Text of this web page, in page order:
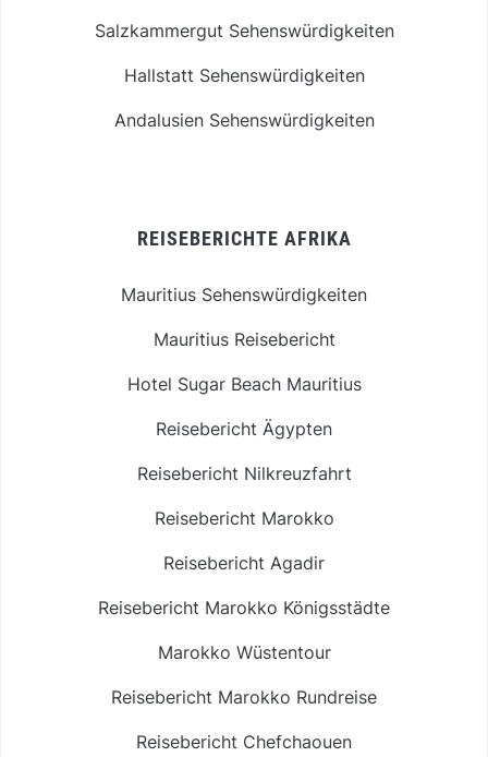
Salzkammergut Sehenswürdigkeiten
Hallstatt Sehenswürdigkeiten
Andalusien Sehenswürdigkeiten
REISEBERICHTE AFRIKA
Mauritius Sehenswürdigkeiten
Mauritius Reisebericht
Hotel Sugar Beach Mauritius
Reisebericht Ägypten
Reisebericht Nilkreuzfahrt
Reisebericht Marokko
Reisebericht Agadir
Reisebericht Marokko Königsstädte
Marokko Wüstentour
Reisebericht Marokko Rundreise
Reisebericht Chefchaouen